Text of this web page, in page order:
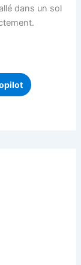
dans un sol